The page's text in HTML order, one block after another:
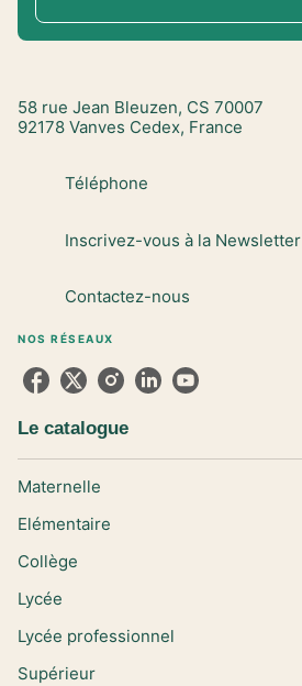
58 rue Jean Bleuzen, CS 70007
92178 Vanves Cedex, France
Téléphone
Inscrivez-vous à la Newsletter
Contactez-nous
NOS RÉSEAUX
Le catalogue
Maternelle
Elémentaire
Collège
Lycée
Lycée professionnel
Supérieur